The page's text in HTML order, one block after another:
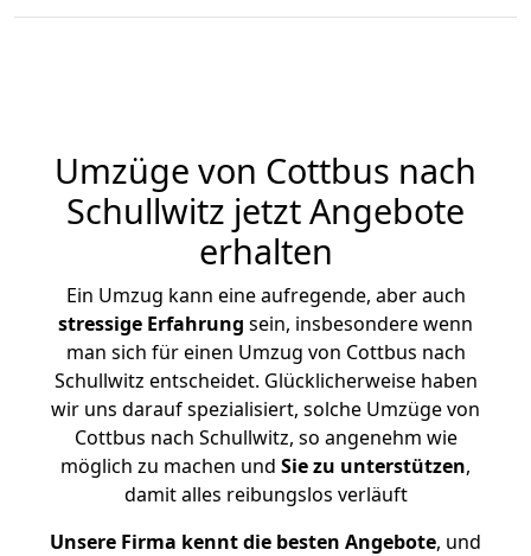
Umzüge von Cottbus nach
Schullwitz jetzt Angebote
erhalten
Ein Umzug kann eine aufregende, aber auch
stressige Erfahrung sein, insbesondere wenn
man sich für einen Umzug von Cottbus nach
Schullwitz entscheidet. Glücklicherweise haben
wir uns darauf spezialisiert, solche Umzüge von
Cottbus nach Schullwitz, so angenehm wie
möglich zu machen und Sie zu unterstützen,
damit alles reibungslos verläuft
Unsere Firma kennt die besten Angebote, und